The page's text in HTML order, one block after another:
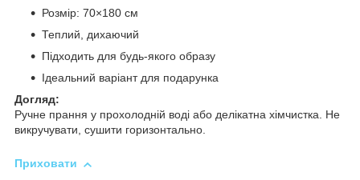
Розмір: 70×180 см
Теплий, дихаючий
Підходить для будь-якого образу
Ідеальний варіант для подарунка
Догляд:
Ручне прання у прохолодній воді або делікатна хімчистка. Не
викручувати, сушити горизонтально.
Приховати